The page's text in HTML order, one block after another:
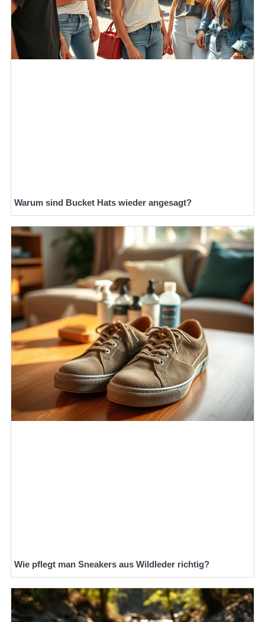
Warum sind Bucket Hats wieder angesagt?
Wie pflegt man Sneakers aus Wildleder richtig?